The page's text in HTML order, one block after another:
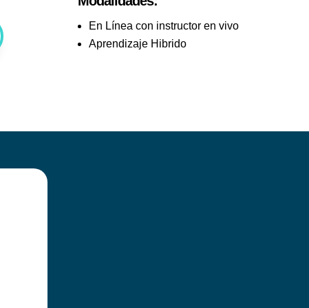
En Línea con instructor en vivo
Aprendizaje Hibrido